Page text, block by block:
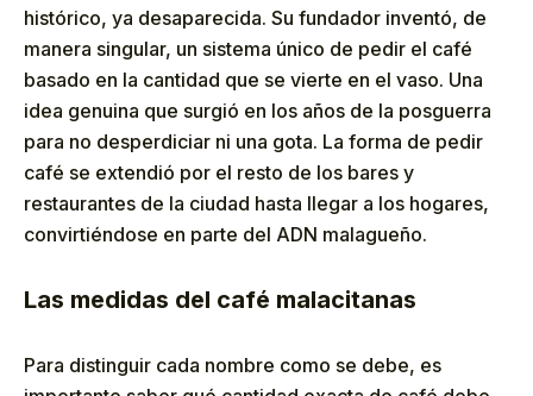
histórico, ya desaparecida. Su fundador inventó, de
manera singular, un sistema único de pedir el café
basado en la cantidad que se vierte en el vaso. Una
idea genuina que surgió en los años de la posguerra
para no desperdiciar ni una gota. La forma de pedir
café se extendió por el resto de los bares y
restaurantes de la ciudad hasta llegar a los hogares,
convirtiéndose en parte del ADN malagueño.
Las medidas del café malacitanas
Para distinguir cada nombre como se debe, es